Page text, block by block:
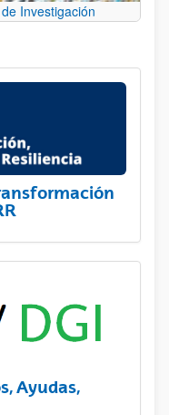
Investigación
Ayudas,